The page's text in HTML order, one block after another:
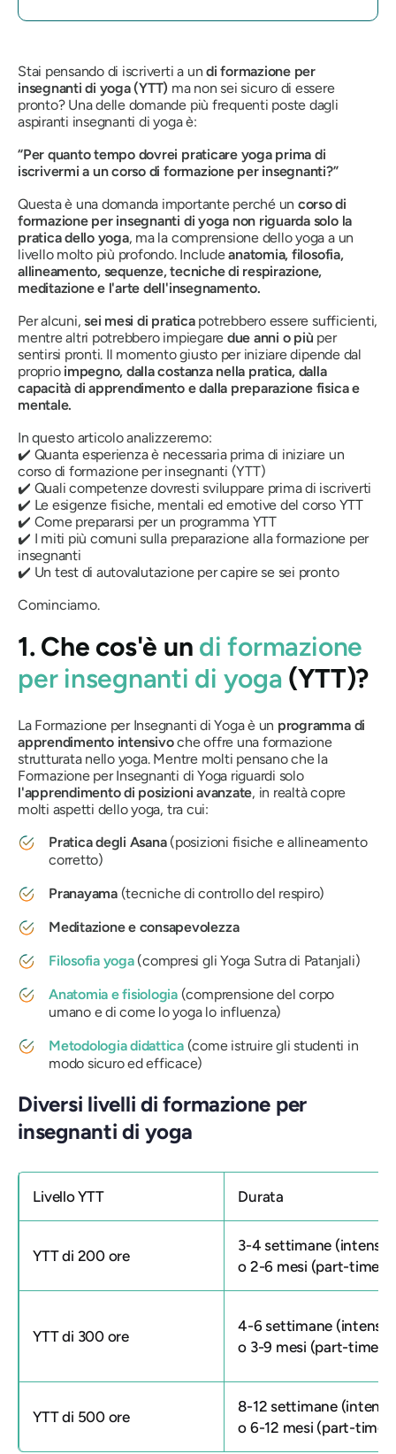
Stai pensando di iscriverti a undi formazione per
insegnanti di yoga (YTT) ma non sei sicuro di essere
pronto? Una delle domande più frequenti poste dagli
aspiranti insegnanti di yoga è:
“Per quanto tempo dovrei praticare yoga prima di
iscrivermi a un corso di formazione per insegnanti?”
Questa è una domanda importante perché un corso di
formazione per insegnanti di yoga non riguarda solo la
pratica dello yoga, ma la comprensione dello yoga a un
livello molto più profondo. Includeanatomia, filosofia,
allineamento, sequenze, tecniche di respirazione,
meditazione e l'arte dell'insegnamento.
Per alcuni,sei mesi di praticapotrebbero essere sufficienti,
mentre altri potrebbero impiegare due anni o più per
sentirsi pronti. Il momento giusto per iniziare dipende dal
proprio impegno, dalla costanza nella pratica, dalla
capacità di apprendimento e dalla preparazione fisica e
mentale.
In questo articolo analizzeremo:
✔️ Quanta esperienza è necessaria prima di iniziare un
corso di formazione per insegnanti (YTT)
✔️ Quali competenze dovresti sviluppare prima di iscriverti
✔️ Le esigenze fisiche, mentali ed emotive del corso YTT
✔️ Come prepararsi per un programma YTT
✔️ I miti più comuni sulla preparazione alla formazione per
insegnanti
✔️ Un test di autovalutazione per capire se sei pronto
Cominciamo.
1. Che cos'è un di formazione
per insegnanti di yoga (YTT)?
La Formazione per Insegnanti di Yoga è un programma di
apprendimento intensivoche offre una formazione
strutturata nello yoga. Mentre molti pensano che la
Formazione per Insegnanti di Yoga riguardi solo
l'apprendimento di posizioni avanzate, in realtà copre
molti aspetti dello yoga, tra cui:
Pratica degli Asana(posizioni fisiche e allineamento
corretto)
Pranayama(tecniche di controllo del respiro)
Meditazione e consapevolezza
Filosofia yoga(compresi gli Yoga Sutra di Patanjali)
Anatomia e fisiologia(comprensione del corpo
umano e di come lo yoga lo influenza)
Metodologia didattica(come istruire gli studenti in
modo sicuro ed efficace)
Diversi livelli di formazione per
insegnanti di yoga
Livello YTT Durata
YTT di 200 ore
3-4 settimane
o 2-6 mesi (part-time)
YTT di 300 ore
4-6 settimane
o 3-9 mesi (part-time)
YTT di 500 ore
8-12 settimane
o 6-12 mesi (part-time)